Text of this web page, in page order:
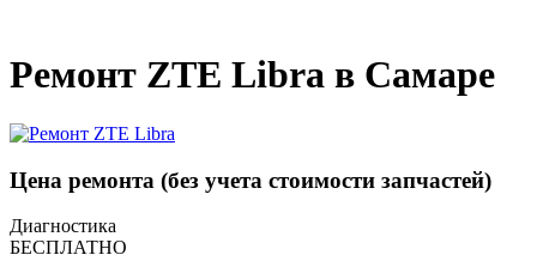
Ремонт ZTE Libra в Самаре
Цена ремонта (без учета стоимости запчастей)
Диагностика
БЕСПЛАТНО